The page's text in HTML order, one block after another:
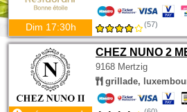
Dim 17:30h (57)
CHEZ NUNO 2
9168 Mertzig
grillade,